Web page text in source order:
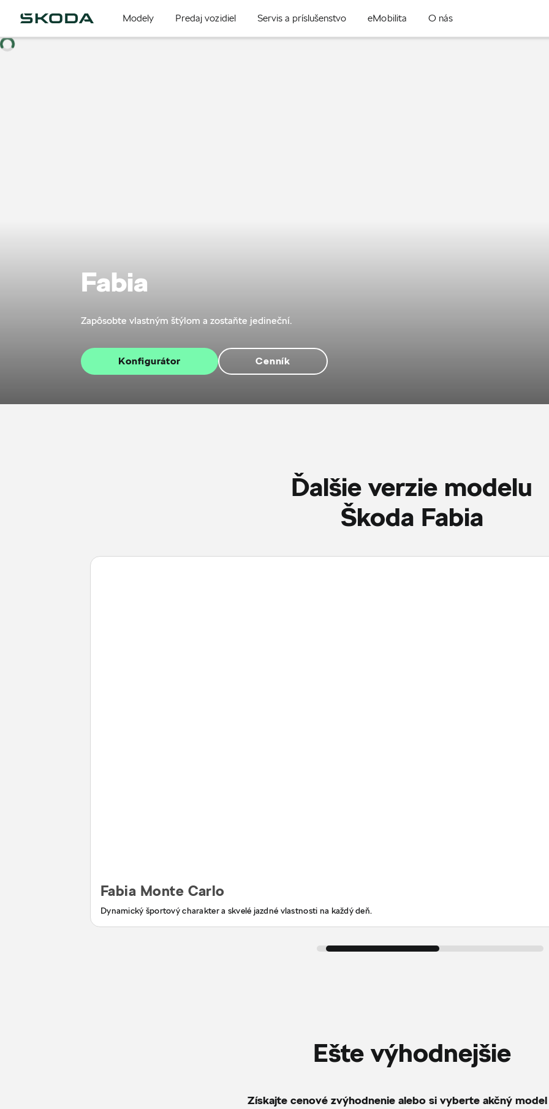
Modely Predaj vozidiel Servis a príslušenstvo eMobilita O nás
Fabia
Zapôsobte vlastným štýlom a zostaňte jedineční.
Konfigurátor Cenník
Ďalšie verzie modelu
Škoda Fabia
Fabia Monte Carlo
Dynamický športový charakter a skvelé jazdné vlastnosti na každý deň.
Ešte výhodnejšie
Získajte cenové zvýhodnenie alebo si vyberte akčný